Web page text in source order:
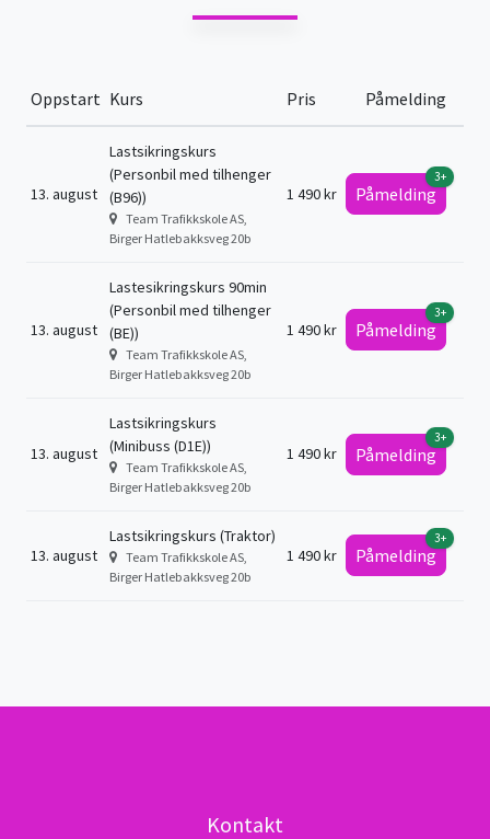
Oppstart Kurs Pris Påmelding
13. august
Lastsikringskurs
(Personbil med tilhenger
(B96))
Team Trafikkskole AS,
Birger Hatlebakksveg 20b
1 490 kr Påmelding
3+
13. august
Lastesikringskurs 90min
(Personbil med tilhenger
(BE))
Team Trafikkskole AS,
Birger Hatlebakksveg 20b
1 490 kr Påmelding
3+
13. august
Lastsikringskurs
(Minibuss (D1E))
Team Trafikkskole AS,
Birger Hatlebakksveg 20b
1 490 kr Påmelding
3+
13. august
Lastsikringskurs (Traktor)
Team Trafikkskole AS,
Birger Hatlebakksveg 20b
1 490 kr Påmelding
3+
Kontakt